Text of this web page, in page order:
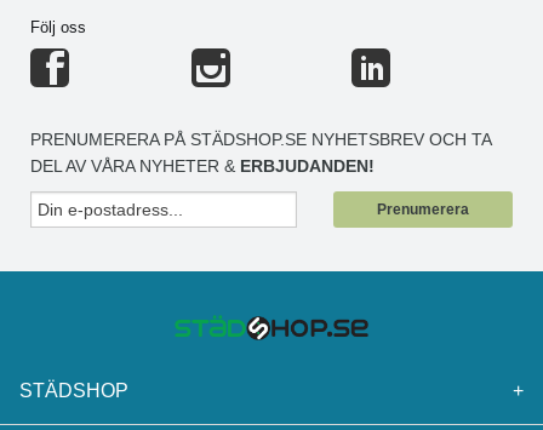
Följ oss
PRENUMERERA PÅ STÄDSHOP.SE NYHETSBREV OCH TA
DEL AV VÅRA NYHETER & ERBJUDANDEN!
Prenumerera
STÄDSHOP +